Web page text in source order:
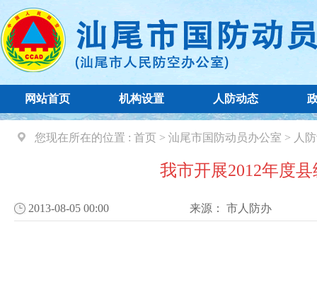
网站首页 机构设置 人防动态
您现在所在的位置 : 首页 > 汕尾市国防动员办公室 > 人
我市开展2012年度
2013-08-05 00:00 来源： 市人防办